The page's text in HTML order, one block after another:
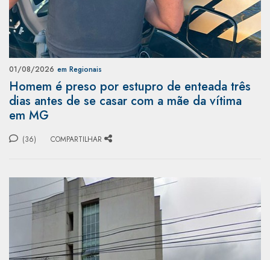
01/08/2026 em Regionais
Homem é preso por estupro de enteada três
dias antes de se casar com a mãe da vítima
em MG
(36) COMPARTILHAR